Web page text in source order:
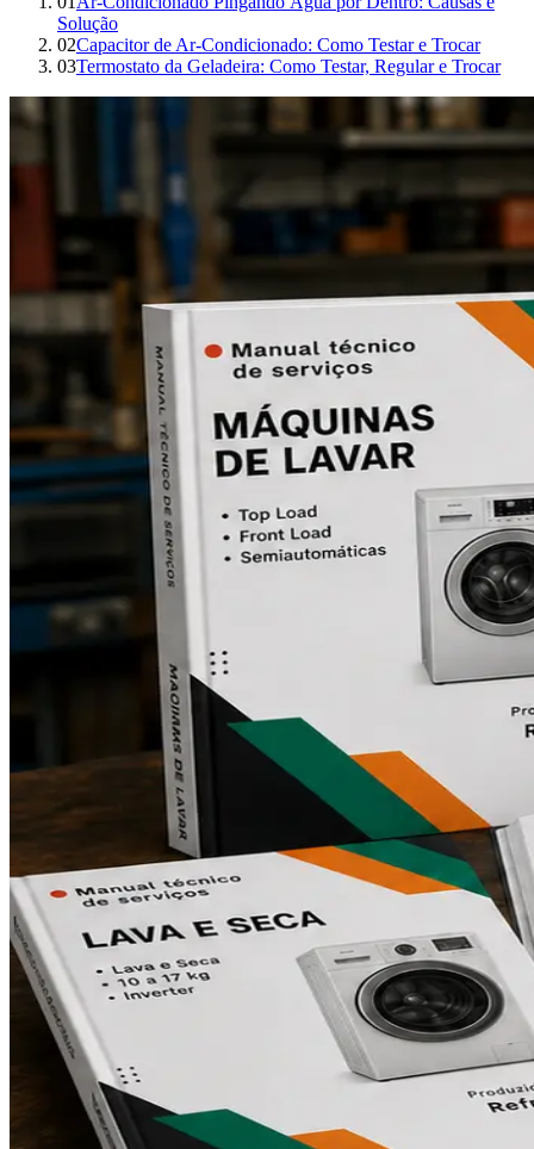
Solução
02Capacitor de Ar-Condicionado: Como Testar e Trocar
03Termostato da Geladeira: Como Testar, Regular e Trocar